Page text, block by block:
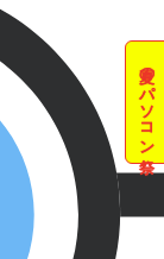
夏のパソコン祭